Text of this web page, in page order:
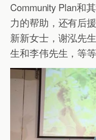
Community Plan和
力的帮助，还有后
新新女士，谢泓先
生和李伟先生，等等